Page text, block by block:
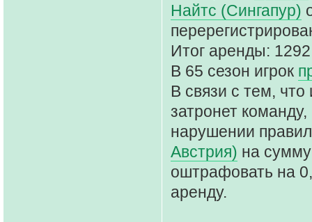
Найтс (Сингапур)
Итог аренды:
В 65 сезон игрок
В связи с тем,
затронет
нарушении
Австрия) на
оштрафовать на
аренду.